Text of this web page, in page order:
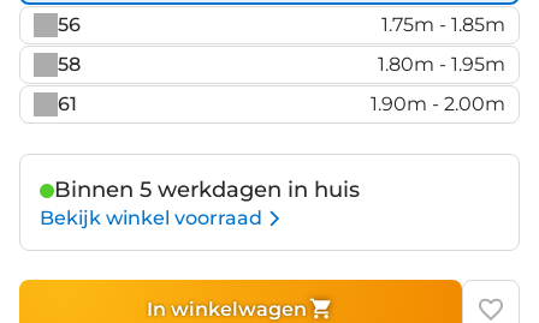
56
1.75m - 1.85m
58
1.80m - 1.95m
61
1.90m - 2.00m
Binnen 5 werkdagen in huis
Bekijk winkel voorraad
In winkelwagen